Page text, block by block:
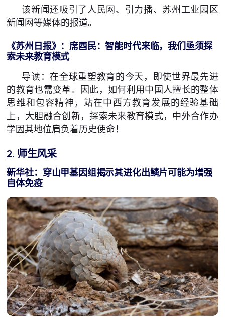
该新闻还吸引了人民网、引力播、苏州工业园区
新闻网等媒体的报道。
《苏州日报》：席酉民：智能时代来临，我们亟须探
索未来教育模式
导读：在全球重塑教育的今天，即使世界最先进
的教育也需变革。因此，如何利用中国人擅长的整体
思维和包容精神，站在中西方教育发展的经验基础
上，大胆融合创新，探索未来教育模式，中外合作办
学因其地位肩负着历史使命！
2. 师生风采
新华社：穿山甲基因组揭示其进化出鳞片可能为增强
自体免疫